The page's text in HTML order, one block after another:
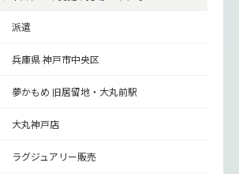
派遣
兵庫県 神戸市中央区
夢かもめ 旧居留地・大丸前駅
大丸神戸店
ラグジュアリー販売